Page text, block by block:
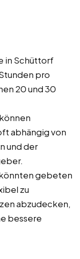
in Schüttorf
pro
20 und 30
abhängig von
und der
gebeten
zu
abzudecken,
bessere